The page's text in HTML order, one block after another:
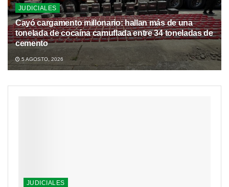
JUDICIALES
Cayó cargamento millonario: hallan más de una
tonelada de cocaína camuflada entre 34 toneladas de
cemento
5 AGOSTO, 2026
JUDICIALES